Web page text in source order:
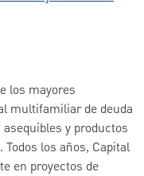
los mayores
multifamiliar de deuda
y productos
los años, Capital
en proyectos de